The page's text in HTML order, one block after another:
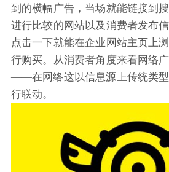
到的横幅广告，当场就能链接到
进行比较的网站以及消费者发布
点击一下就能在企业网站主页上
行购买。从消费者角度来看网络
——在网络这以信息源上传统类
行联动。